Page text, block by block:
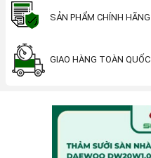
SẢN PHẨM CHÍNH HÃNG
GIAO HÀNG TOÀN QUỐC